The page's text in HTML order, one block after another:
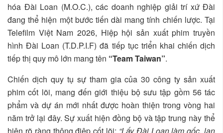
hóa Đài Loan (M.O.C.), các doanh nghiệp giải trí xứ Đài
đang thể hiện một bước tiến dài mang tính chiến lược. Tại
Telefilm Việt Nam 2026, Hiệp hội sản xuất phim truyền
hình Đài Loan (T.D.P.I.F) đã tiếp tục triển khai chiến dịch
tiếp thị quy mô lớn mang tên “Team Taiwan”.
Chiến dịch quy tụ sự tham gia của 30 công ty sản xuất
phim cốt lõi, mang đến giới thiệu bộ sưu tập gồm 56 tác
phẩm và dự án mới nhất được hoàn thiện trong vòng hai
năm trở lại đây. Sự xuất hiện đồng bộ và tập trung này thể
hiện rõ ràng thông điệp cốt lõi: “Lấy Đài Loan làm gốc, lan